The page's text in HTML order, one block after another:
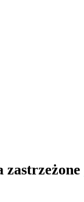
zastrzeżone